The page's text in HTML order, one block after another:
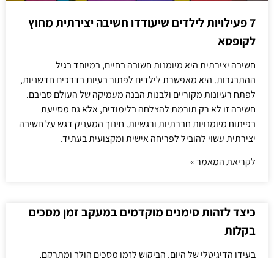
7 פעילויות לילדים שיעודדו חשיבה יצירתית מחוץ
לקופסא
חשיבה יצירתית היא מיומנות חשובה בחיים, במיוחד בגיל
ההתבגרות. היא מאפשרת לילדים לפתור בעיות בדרכים חדשניות,
לפתח רעיונות מקוריים ולבנות הבנה מעמיקה של העולם סביבם.
חשיבה זו לא רק תורמת להצלחה בלימודים, אלא גם מסייעת
בפיתוח מיומנויות חברתיות ורגשיות. חינוך המעניק דגש על חשיבה
יצירתית עשוי להוביל לפריחה אישית ומקצועית בעתיד.
לקריאת המאמר »
כיצד לזהות סימנים מוקדמים במעקב זמן מסכים
בקלות
בעידן הדיגיטלי של היום, הביקוש לזמן מסכים הולך ומתרקם,